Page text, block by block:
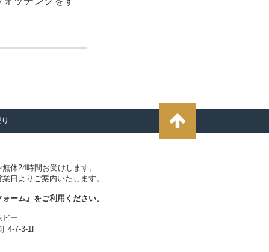
休24時間お受けします。
日よりご案内いたします。
ーム』 をご利用ください。
ビー
4-7-3-1F